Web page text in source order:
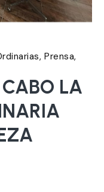
Prensa
LA